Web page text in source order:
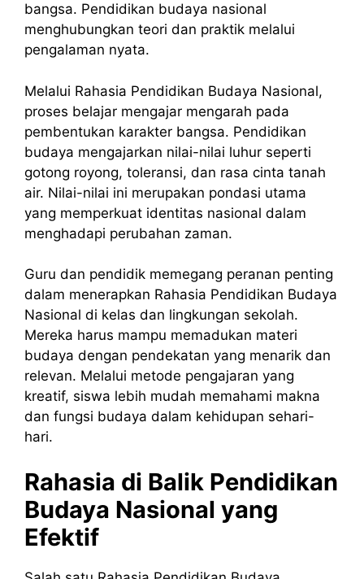
bangsa. Pendidikan budaya nasional
menghubungkan teori dan praktik melalui
pengalaman nyata.
Melalui Rahasia Pendidikan Budaya Nasional,
proses belajar mengajar mengarah pada
pembentukan karakter bangsa. Pendidikan
budaya mengajarkan nilai-nilai luhur seperti
gotong royong, toleransi, dan rasa cinta tanah
air. Nilai-nilai ini merupakan pondasi utama
yang memperkuat identitas nasional dalam
menghadapi perubahan zaman.
Guru dan pendidik memegang peranan penting
dalam menerapkan Rahasia Pendidikan Budaya
Nasional di kelas dan lingkungan sekolah.
Mereka harus mampu memadukan materi
budaya dengan pendekatan yang menarik dan
relevan. Melalui metode pengajaran yang
kreatif, siswa lebih mudah memahami makna
dan fungsi budaya dalam kehidupan sehari-
hari.
Rahasia di Balik Pendidikan
Budaya Nasional yang
Efektif